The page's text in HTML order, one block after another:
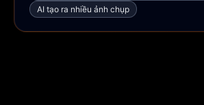
AI tạo ra nhiều ảnh chụp